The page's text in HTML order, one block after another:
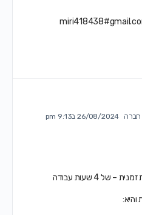
חברה 26/08/2024 ב9:13 pm
4 שעות עבודה